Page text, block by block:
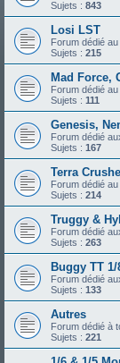
Sujets : 843
Losi LST
Forum dédié au
Sujets : 215
Mad Force,
Forum dédié
Sujets : 111
Genesis,
Forum dédié
Sujets : 167
Terra
Forum dédié
Sujets : 214
Truggy &
Forum dédié
Sujets : 263
Buggy TT 1/
Forum dédié
Sujets : 133
Autres
Forum dédié à
Sujets : 221